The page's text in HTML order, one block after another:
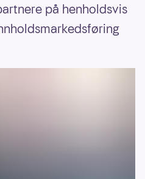
på henholdsvis